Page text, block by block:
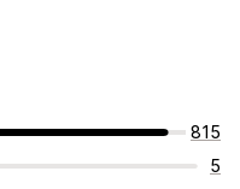
815
5